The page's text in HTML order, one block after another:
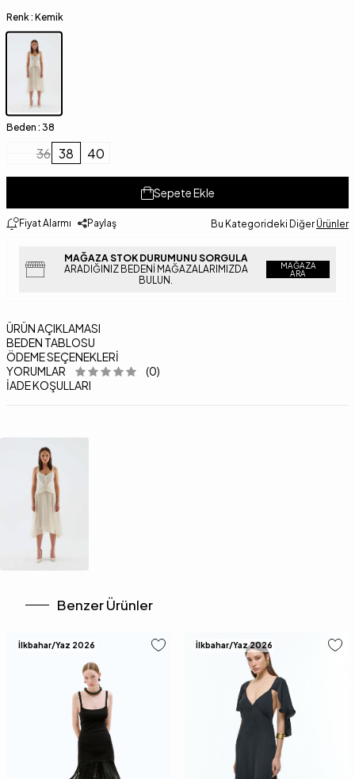
Renk : Kemik
Beden : 38
36 38 40
Sepete Ekle
Fiyat Alarmı Paylaş Bu Kategorideki Diğer Ürünler
MAĞAZA STOK DURUMUNU SORGULA
ARADIĞINIZ BEDENI MAĞAZALARIMIZDA
BULUN.
MAĞAZA
ARA
ÜRÜN AÇIKLAMASI
BEDEN TABLOSU
ÖDEME SEÇENEKLERI
YORUMLAR
(0)
İADE KOŞULLARI
Benzer Ürünler
İlkbahar/Yaz 2026 İlkbahar/Yaz 2026